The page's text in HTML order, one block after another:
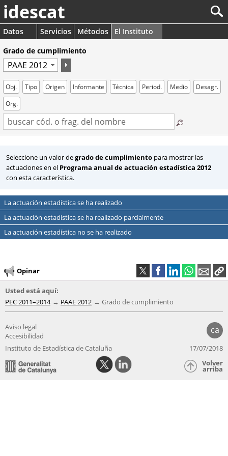
idescat
Datos Servicios Métodos
El Instituto
Grado de cumplimiento
Obj. Tipo Origen Informante Técnica Period. Medio
Desagr.
Org.
Seleccione un valor degrado de cumplimiento para mostrar las
actuaciones en el Programa anual de actuación estadística 2012
con esta característica.
La actuación estadística se ha realizado
La actuación estadística se ha realizado parcialmente
La actuación estadística no se ha realizado
Opinar
Usted está aquí:
PEC 2011–2014
PAAE 2012 Grado de cumplimiento
ca
Aviso legal
Accesibilidad
Instituto de Estadística de Cataluña
17/07/2018
Volver
arriba